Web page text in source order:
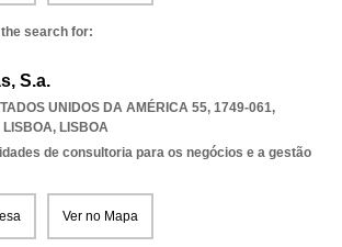
search for:
S.a.
UNIDOS DA AMÉRICA 55, 1749-061,
LISBOA, LISBOA
de consultoria para os negócios e a gestão
Ver no Mapa